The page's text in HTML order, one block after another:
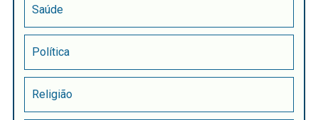
Saúde
Política
Religião